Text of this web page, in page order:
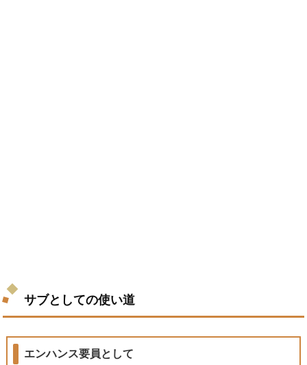
サブとしての使い道
エンハンス要員として